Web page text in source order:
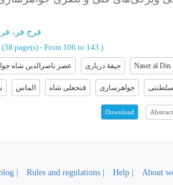
فرخ فر،
(‎38 page(s) - From 106 to 143 )
عصر ناصرالدین شاه جیقۀ درباری Naser al Din
الماس فتحعلی شاه جواهرسازی سلطنتی
Download Abstract
| Rules and regulations | Help | About